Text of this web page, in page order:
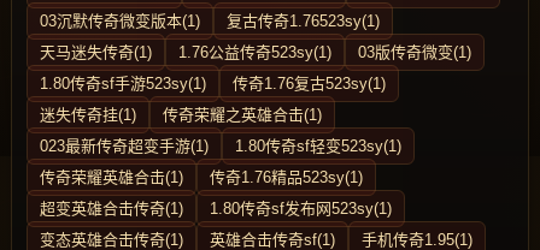
03沉默传奇微变版本(1)
复古传奇1.76523sy(1)
天马迷失传奇(1)
1.76公益传奇523sy(1)
03版传奇微变(1)
1.80传奇sf手游523sy(1)
传奇1.76复古523sy(1)
迷失传奇挂(1)
传奇荣耀之英雄合击(1)
023最新传奇超变手游(1)
1.80传奇sf轻变523sy(1)
传奇荣耀英雄合击(1)
传奇1.76精品523sy(1)
超变英雄合击传奇(1)
1.80传奇sf发布网523sy(1)
变态英雄合击传奇(1)
英雄合击传奇sf(1)
手机传奇1.95(1)